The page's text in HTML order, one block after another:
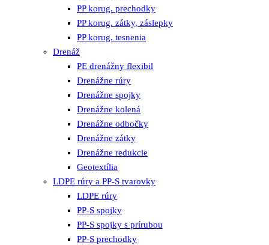
PP korug. prechodky
PP korug. zátky, záslepky
PP korug. tesnenia
Drenáž
PE drenážny flexibil
Drenážne rúry
Drenážne spojky
Drenážne kolená
Drenážne odbočky
Drenážne zátky
Drenážne redukcie
Geotextília
LDPE rúry a PP-S tvarovky
LDPE rúry
PP-S spojky
PP-S spojky s prírubou
PP-S prechodky